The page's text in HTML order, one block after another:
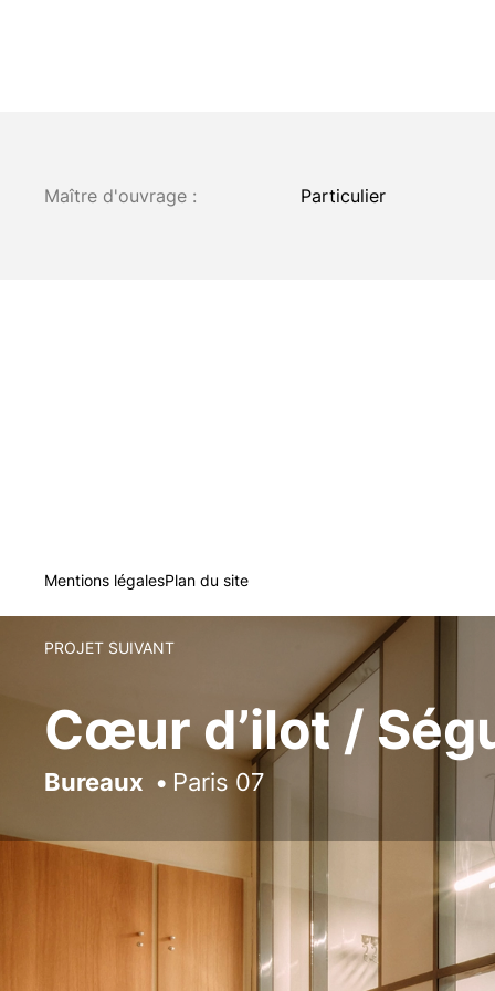
Maître d'ouvrage : Particulier
Mentions légalesPlan du site
PROJET SUIVANT
Cœur d’ilot /
Bureaux Paris 07